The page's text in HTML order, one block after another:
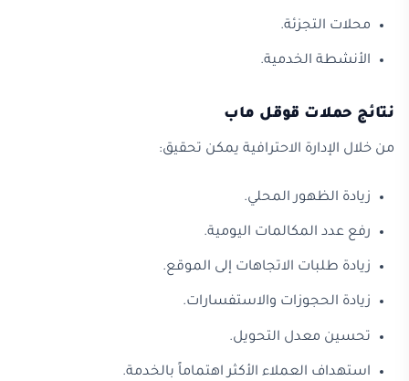
محلات التجزئة.
الأنشطة الخدمية.
نتائج حملات قوقل ماب
من خلال الإدارة الاحترافية يمكن تحقيق:
زيادة الظهور المحلي.
رفع عدد المكالمات اليومية.
زيادة طلبات الاتجاهات إلى الموقع.
زيادة الحجوزات والاستفسارات.
تحسين معدل التحويل.
استهداف العملاء الأكثر اهتماماً بالخدمة.